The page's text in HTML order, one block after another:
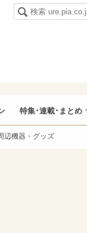
特集･連載･まとめ
辺機器・グッズ